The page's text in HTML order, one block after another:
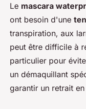
Le mascara
ont besoin d'une
transpiration, aux
peut être difficile à
particulier pour
un démaquillant
garantir un retrait